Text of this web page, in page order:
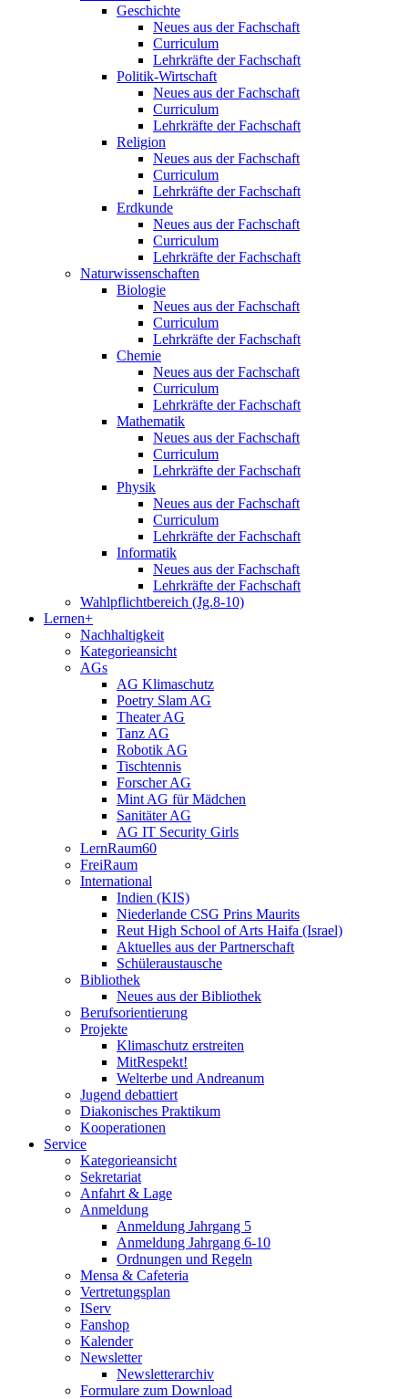
Geschichte
Neues aus der Fachschaft
Curriculum
Lehrkräfte der Fachschaft
Politik-Wirtschaft
Neues aus der Fachschaft
Curriculum
Lehrkräfte der Fachschaft
Religion
Neues aus der Fachschaft
Curriculum
Lehrkräfte der Fachschaft
Erdkunde
Neues aus der Fachschaft
Curriculum
Lehrkräfte der Fachschaft
Naturwissenschaften
Biologie
Neues aus der Fachschaft
Curriculum
Lehrkräfte der Fachschaft
Chemie
Neues aus der Fachschaft
Curriculum
Lehrkräfte der Fachschaft
Mathematik
Neues aus der Fachschaft
Curriculum
Lehrkräfte der Fachschaft
Physik
Neues aus der Fachschaft
Curriculum
Lehrkräfte der Fachschaft
Informatik
Neues aus der Fachschaft
Lehrkräfte der Fachschaft
Wahlpflichtbereich (Jg.8-10)
Lernen+
Nachhaltigkeit
Kategorieansicht
AGs
AG Klimaschutz
Poetry Slam AG
Theater AG
Tanz AG
Robotik AG
Tischtennis
Forscher AG
Mint AG für Mädchen
Sanitäter AG
AG IT Security Girls
LernRaum60
FreiRaum
International
Indien (KIS)
Niederlande CSG Prins Maurits
Reut High School of Arts Haifa (Israel)
Aktuelles aus der Partnerschaft
Schüleraustausche
Bibliothek
Neues aus der Bibliothek
Berufsorientierung
Projekte
Klimaschutz erstreiten
MitRespekt!
Welterbe und Andreanum
Jugend debattiert
Diakonisches Praktikum
Kooperationen
Service
Kategorieansicht
Sekretariat
Anfahrt & Lage
Anmeldung
Anmeldung Jahrgang 5
Anmeldung Jahrgang 6-10
Ordnungen und Regeln
Mensa & Cafeteria
Vertretungsplan
IServ
Fanshop
Kalender
Newsletter
Newsletterarchiv
Formulare zum Download